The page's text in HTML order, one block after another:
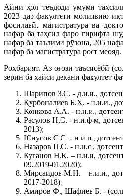
Айни ҳол теъдоди умуми
2023 дар факултети молиявию
фосилавӣ, магистратура ва
нафар ба таҳсил фаро гирифта
нафар ба таълими рӯзона, 205
нафар ба магистратура рост меояд.
Роҳбарият. Аз оғози таъсисёбӣ
зерин ба ҳайси декани факултет
Шарипов З.С. - д.и.и.,
Қурбоналиев Б.Ҳ. - н.и.и.,
Конкова А.А. - н.и.и.,
Расулов Н.С. - н.и.ф-м,
2013);
Юнусов С.С. - н.и.п.,
Назаров П.С. - н.и.с.,
Куганов Н.К. – н.и.и,
09.2019-01.2020);
Мирсаидов М.Н. – н.и.и.,
2017-2018);
Амиров Ф., Шафиев Б. -